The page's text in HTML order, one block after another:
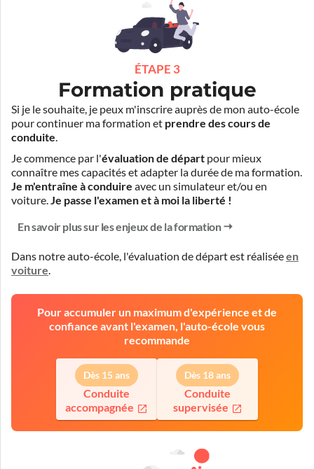
ÉTAPE 3
Formation pratique
Si je le souhaite, je peux m'inscrire auprès de mon auto-école
pour continuer ma formation et prendre des cours de
conduite.
Je commence par l'évaluation de départ pour mieux
connaître mes capacités et adapter la durée de ma formation.
Je m'entraîne à conduire avec un simulateur et/ou en
voiture.Je passe l'examen et à moi la liberté !
En savoir plus sur les enjeux de la formation
Dans notre auto-école, l'évaluation de départ est réaliséeen
voiture.
Pour accumuler un maximum d'expérience et de
confiance avant l'examen, l'auto-école vous
recommande
Dès 15 ans
Conduite
accompagnée
Dès 18 ans
Conduite
supervisée